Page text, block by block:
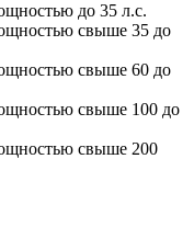
до 35 л.с.
свыше 35 до
свыше 60 до
свыше 100 до
свыше 200